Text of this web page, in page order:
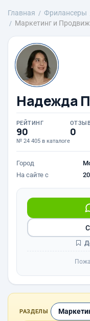
Главная Фрилансеры
Маркетинг и
Надежда
РЕЙТИНГ
90
№ 24 405 в каталоге
0
Город
На сайте с
РАЗДЕЛЫ